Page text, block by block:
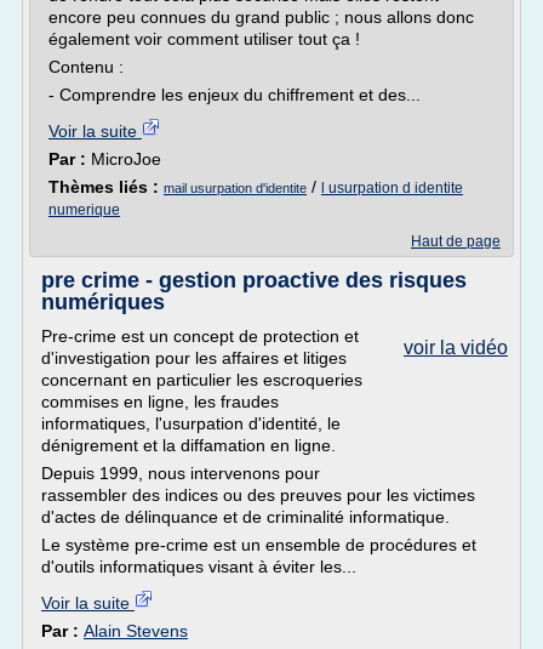
encore peu connues du grand public ; nous allons donc
également voir comment utiliser tout ça !
Contenu :
- Comprendre les enjeux du chiffrement et des...
Voir la suite
Par : MicroJoe
Thèmes liés : mail usurpation d'identite /
l usurpation d identite
numerique
Haut de page
pre crime - gestion proactive des risques
numériques
voir la vidéo
Pre-crime est un concept de protection et
d'investigation pour les affaires et litiges
concernant en particulier les escroqueries
commises en ligne, les fraudes
informatiques, l'usurpation d'identité, le
dénigrement et la diffamation en ligne.
Depuis 1999, nous intervenons pour
rassembler des indices ou des preuves pour les victimes
d'actes de délinquance et de criminalité informatique.
Le système pre-crime est un ensemble de procédures et
d'outils informatiques visant à éviter les...
Voir la suite
Par : Alain Stevens